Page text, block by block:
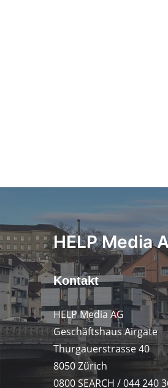
HELP Media
Kontakt
HELP Media AG
Geschäftshaus Airgate
Thurgauerstrasse 40
8050 Zürich
0800 SEARCH / 044 240